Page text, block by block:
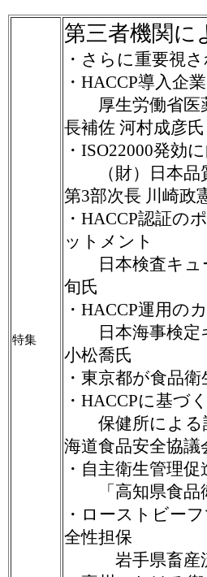
特集
第三者機関に
・さらに重要
・HACCP導入企
厚生労働省医
長補佐 河村成彦氏
・ISO22000発効
（財）日本品
第3部次長 川崎政
・HACCP認証の
ットメント
日本検査キュ
旬氏
・HACCP運用の
日本海事検定
小松喬氏
・東京都が食品
・HACCPに基づ
保健所による
海道食品安全協議
・自主衛生管理
「高知県食品
・ローストビー
全性担保
岩手県畜